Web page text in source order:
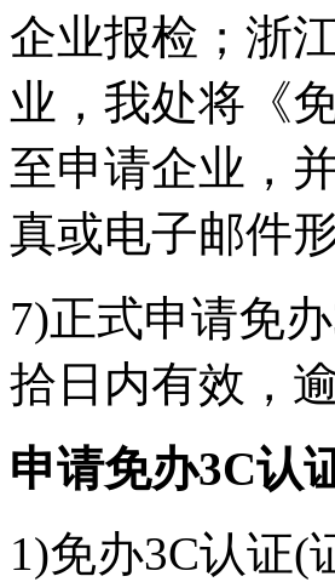
企业报检；浙
业，我处将《
至申请企业，
真或电子邮件
7)正式申请免
拾日内有效，
申请免办3C认
1)免办3C认证(